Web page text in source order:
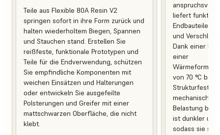
Teile aus Flexible 80A Resin V2
springen sofort in ihre Form zurück und
halten wiederholtem Biegen, Spannen
und Stauchen stand. Erstellen Sie
reißfeste, funktionale Prototypen und
Teile für die Endverwendung, schützen
Sie empfindliche Komponenten mit
weichen Einsätzen und Halterungen
oder entwickeln Sie ausgefeilte
Polsterungen und Greifer mit einer
mattschwarzen Oberfläche, die nicht
klebt.
liefert
Endbauteile,
und
Dank einer
einer
von 70 °C
mechanischer
Belastung bei.
ist dunkler
sodass sie